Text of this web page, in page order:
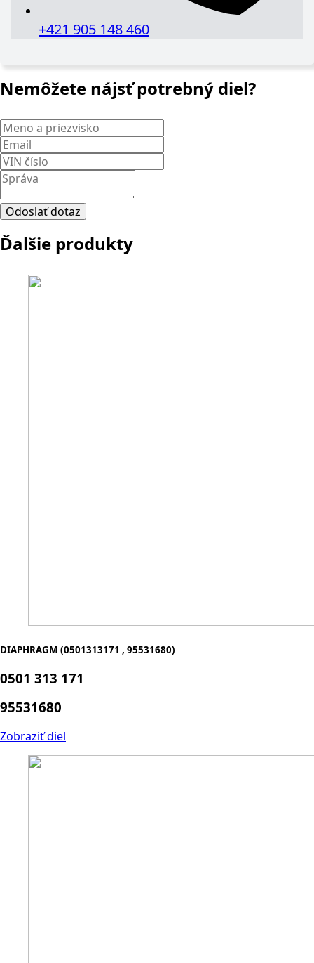
+421 905 148 460
Nemôžete nájsť potrebný diel?
Meno
a
priezvisko*
Email*
VIN
číslo
Správa*
Odoslať dotaz
Ďalšie produkty
DIAPHRAGM (0501313171 , 95531680)
0501 313 171
95531680
Zobraziť diel